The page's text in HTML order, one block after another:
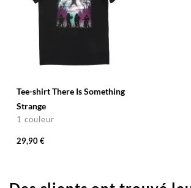
Tee-shirt There Is Something
Strange
1 couleur
29,90 €